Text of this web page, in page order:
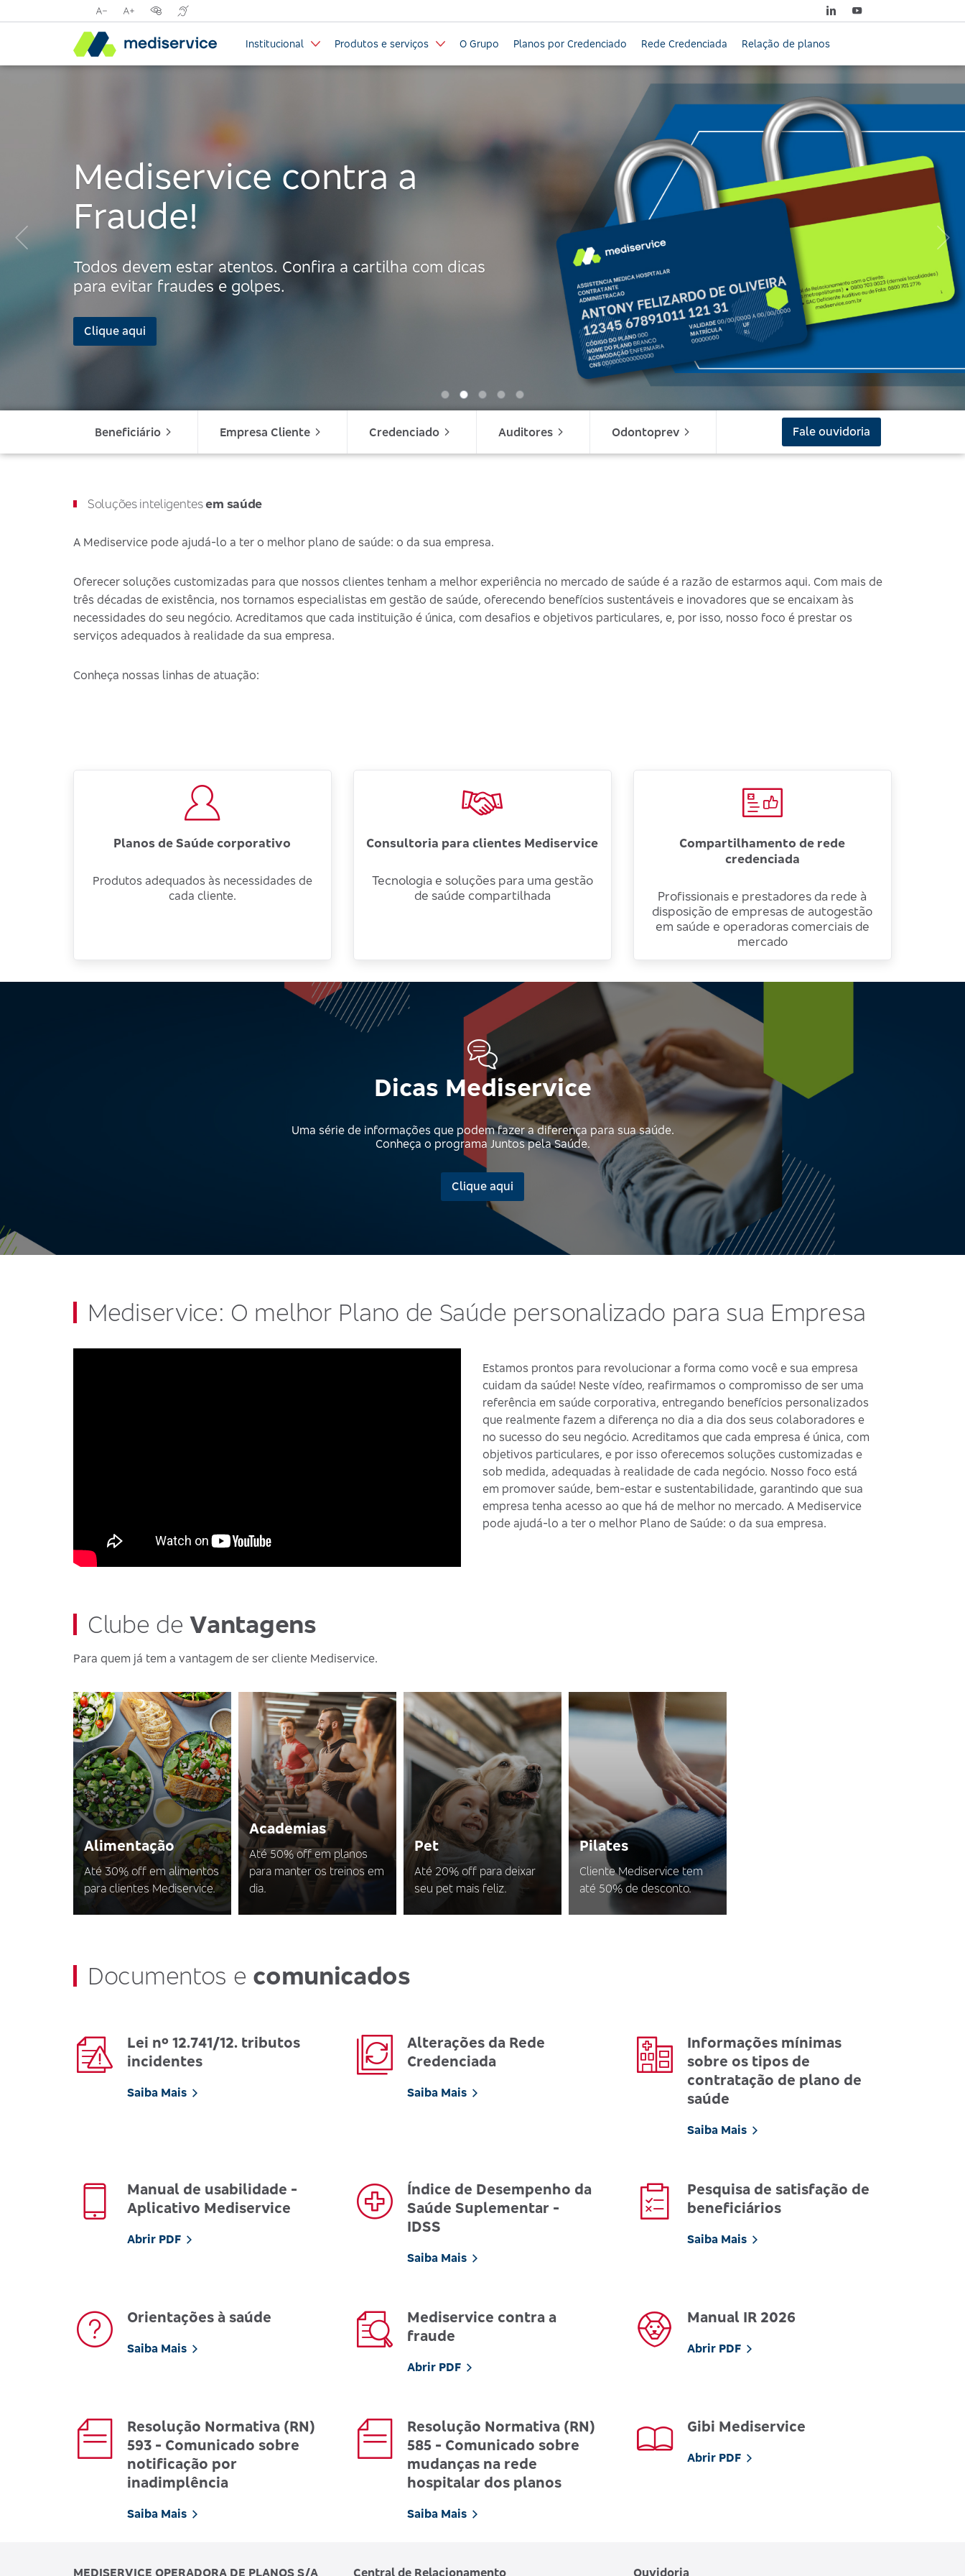
Reduzir
tamanho
da
fonte
Aumentar
da
Opções
contraste
Tradutor
libras
Institucional Produtos e serviços O Grupo Planos por Credenciado Rede Credenciada Relação de planos
Mediservice contra a
Fraude!
Todos devem estar atentos. Confira a cartilha com dicas
para evitar fraudes e golpes.
Clique aqui
Próximo:
Anterior:
Beneficiário Empresa Cliente Credenciado Auditores Odontoprev Fale ouvidoria
Soluções inteligentesem saúde
A Mediservice pode ajudá-lo a ter o melhor plano de saúde: o da sua empresa.
Oferecer soluções customizadas para que nossos clientes tenham a melhor experiência no mercado de saúde é a razão de estarmos aqui. Com mais de
três décadas de existência, nos tornamos especialistas em gestão de saúde, oferecendo benefícios sustentáveis e inovadores que se encaixam às
necessidades do seu negócio. Acreditamos que cada instituição é única, com desafios e objetivos particulares, e, por isso, nosso foco é prestar os
serviços adequados à realidade da sua empresa.
Conheça nossas linhas de atuação:
Planos de Saúde corporativo
Produtos adequados às necessidades de
cada cliente.
Consultoria para clientes Mediservice
Tecnologia e soluções para uma gestão
de saúde compartilhada
Compartilhamento de rede
credenciada
Profissionais e prestadores da rede à
disposição de empresas de autogestão
em saúde e operadoras comerciais de
mercado
Dicas Mediservice
Uma série de informações que podem fazer a diferença para sua saúde.
Conheça o programa Juntos pela Saúde.
Clique aqui
Mediservice: O melhor Plano de Saúde personalizado para sua Empresa
Estamos prontos para revolucionar a forma como você e sua empresa
cuidam da saúde! Neste vídeo, reafirmamos o compromisso de ser uma
referência em saúde corporativa, entregando benefícios personalizados
que realmente fazem a diferença no dia a dia dos seus colaboradores e
no sucesso do seu negócio. Acreditamos que cada empresa é única, com
objetivos particulares, e por isso oferecemos soluções customizadas e
sob medida, adequadas à realidade de cada negócio. Nosso foco está
em promover saúde, bem-estar e sustentabilidade, garantindo que sua
empresa tenha acesso ao que há de melhor no mercado. A Mediservice
pode ajudá-lo a ter o melhor Plano de Saúde: o da sua empresa.
Clube deVantagens
Para quem já tem a vantagem de ser cliente Mediservice.
Alimentação
Até 30% off em alimentos
para clientes Mediservice.
Academias
Até 50% off em planos
para manter os treinos em
dia.
Pet
Até 20% off para deixar
seu pet mais feliz.
Pilates
Cliente Mediservice tem
até 50% de desconto.
Documentos e comunicados
Lei nº 12.741/12. tributos
incidentes
Saiba Mais
Alterações da Rede
Credenciada
Saiba Mais
Informações mínimas
sobre os tipos de
contratação de plano de
saúde
Saiba Mais
Manual de usabilidade -
Aplicativo Mediservice
Abrir PDF
Índice de Desempenho da
Saúde Suplementar -
IDSS
Saiba Mais
Pesquisa de satisfação de
beneficiários
Saiba Mais
Orientações à saúde
Saiba Mais
Mediservice contra a
fraude
Abrir PDF
Manual IR 2026
Abrir PDF
Resolução Normativa (RN)
593 - Comunicado sobre
notificação por
inadimplência
Saiba Mais
Resolução Normativa (RN)
585 - Comunicado sobre
mudanças na rede
hospitalar dos planos
Saiba Mais
Gibi Mediservice
Abrir PDF
MEDISERVICE OPERADORA DE PLANOS S/A Central de Relacionamento Ouvidoria